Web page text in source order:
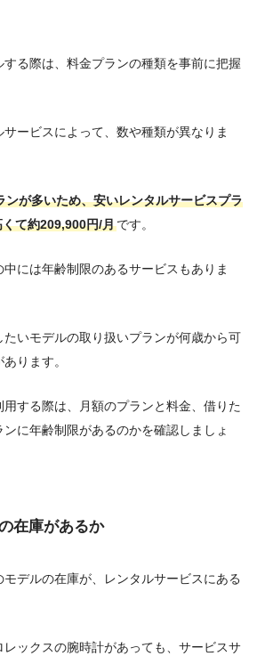
する際は、料金プランの種類を事前に把握
ービスによって、数や種類が異なりま
ンが多いため、安いレンタルサービスプラ
て約209,900円/月です。
中には年齢制限のあるサービスもありま
いモデルの取り扱いプランが何歳から可
ります。
する際は、月額のプランと料金、借りた
に年齢制限があるのかを確認しましょ
在庫があるか
デルの在庫が、レンタルサービスにある
レックスの腕時計があっても、サービスサ